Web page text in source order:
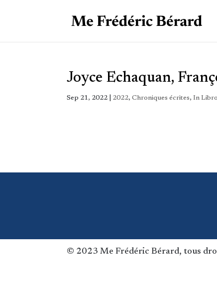
Joyce Echaquan,
Sep 21, 2022 2022,Chroniques écrites,In
© 2023 Me Frédéric Bérard, tous